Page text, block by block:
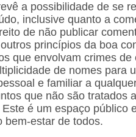
a possibilidade de se
inclusive quanto a
de não publicar
princípios da boa
que envolvam crimes de
de nomes para
e familiar a
que não são tratados
é um espaço público
bem-estar de todos.